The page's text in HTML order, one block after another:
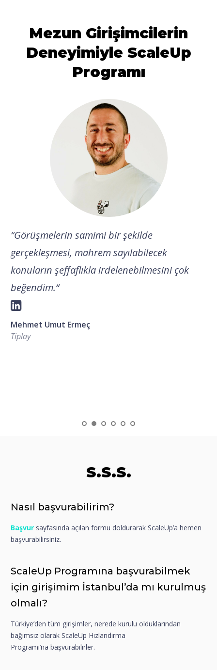
Mezun Girişimcilerin
Deneyimiyle ScaleUp
Programı
“Görüşmelerin samimi bir şekilde
gerçekleşmesi, mahrem sayılabilecek
konuların şeffaflıkla irdelenebilmesini çok
beğendim.“
Mehmet Umut Ermeç
Tiplay
S.S.S.
Nasıl başvurabilirim?
Başvur sayfasında açılan formu doldurarak ScaleUp’a hemen
başvurabilirsiniz.
ScaleUp Programına başvurabilmek
için girişimim İstanbul’da mı kurulmuş
olmalı?
Türkiye’den tüm girişimler, nerede kurulu olduklarından
bağımsız olarak ScaleUp Hızlandırma
Programı’na başvurabilirler.